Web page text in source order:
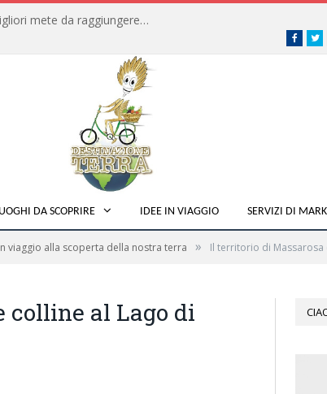
Dove fare campeggio libero in Italia: le migliori mete da raggiungere in traghetto
DA SCOPRIRE IDEE IN VIAGGIO SERVIZI DI
viaggio alla scoperta della nostra terra » Il territorio di Massarosa
colline al Lago di